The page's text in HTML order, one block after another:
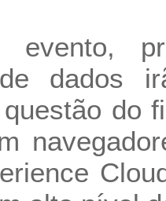
evento,
dados
do